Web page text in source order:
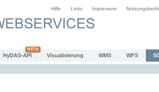
Hilfe Links Impressum
HyDAS-API Visualisierung WMS WFS